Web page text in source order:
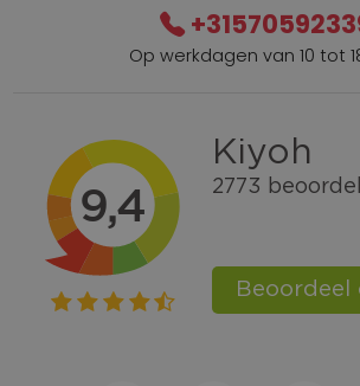
Gratis verzending vanaf € 100,=
Bel +31570592339
Spaarpunten
Shop the Look
Telefonisch bestellen ook mogelijk
Op werkdagen van 10 tot